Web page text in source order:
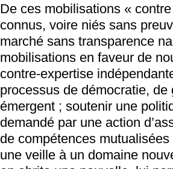
De ces mobilisations «
connus, voire niés sans
marché sans transparence
mobilisations en faveur de
contre-expertise
processus de démocratie, de
émergent ; soutenir une
demandé par une action
de compétences
une veille à un domaine